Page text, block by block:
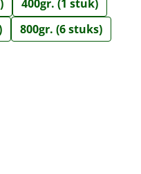
400gr. (1 stuk)
800gr. (6 stuks)
hoeveelheid